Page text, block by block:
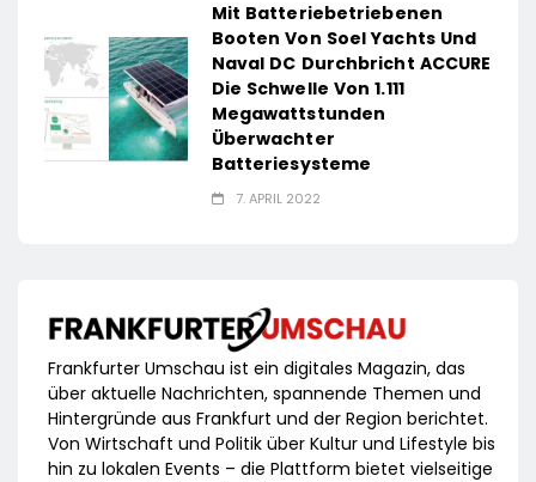
Mit Batteriebetriebenen
Booten Von Soel Yachts Und
Naval DC Durchbricht ACCURE
Die Schwelle Von 1.111
Megawattstunden
Überwachter
Batteriesysteme
7. APRIL 2022
Frankfurter Umschau ist ein digitales Magazin, das
über aktuelle Nachrichten, spannende Themen und
Hintergründe aus Frankfurt und der Region berichtet.
Von Wirtschaft und Politik über Kultur und Lifestyle bis
hin zu lokalen Events – die Plattform bietet vielseitige